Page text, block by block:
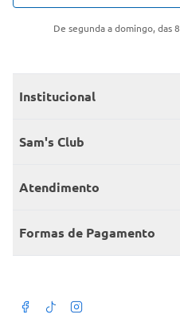
De segunda a domingo, das
Institucional
Quem somos
Encontre um Clube
Sam's Club
Seja sócio
Member’s Mark
Atendimento
Fale conosco
Atendimento em libras
Formas de Pagamento